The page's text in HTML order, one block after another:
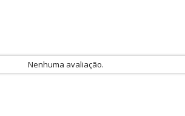
Nenhuma avaliação.